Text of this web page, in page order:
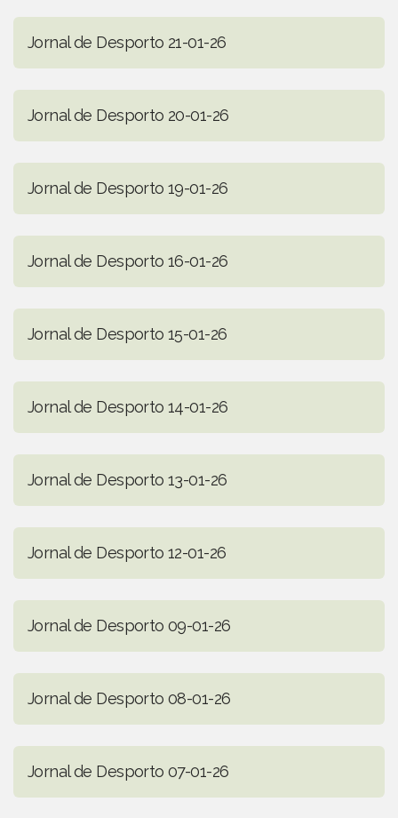
Jornal de Desporto 21-01-26
Jornal de Desporto 20-01-26
Jornal de Desporto 19-01-26
Jornal de Desporto 16-01-26
Jornal de Desporto 15-01-26
Jornal de Desporto 14-01-26
Jornal de Desporto 13-01-26
Jornal de Desporto 12-01-26
Jornal de Desporto 09-01-26
Jornal de Desporto 08-01-26
Jornal de Desporto 07-01-26